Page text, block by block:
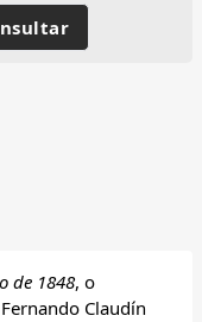
de 1848, o
Claudín